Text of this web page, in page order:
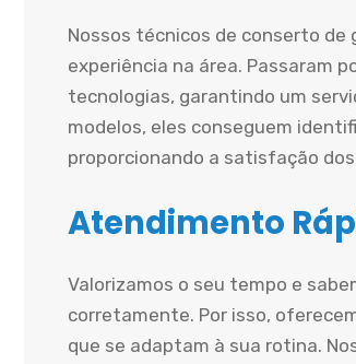
Nossos técnicos de conserto de
experiência na área. Passaram
tecnologias, garantindo um
modelos, eles conseguem
proporcionando a satisfação
Atendimento
Valorizamos o seu tempo e
corretamente. Por isso,
que se adaptam à sua rotina.